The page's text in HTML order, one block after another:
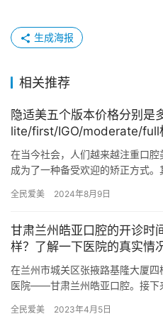
生成海报
相关推荐
隐适美五个版本价格分别是
lite/first/IGO/moderate/full
在当今社会，人们越来越注重口
成为了一种备受欢迎的矫正方式
绍隐适…
全民爱美 2024年8月9日
甘肃兰州皓亚口腔的开诊时
样？了解一下医院的真实情
在兰州市城关区张掖路基隆大厦
医院——甘肃兰州皓亚口腔。接下
全民爱美 2023年4月5日